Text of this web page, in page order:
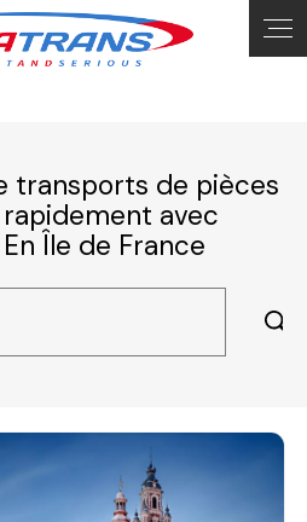
transports de pièces
avec
Île de France